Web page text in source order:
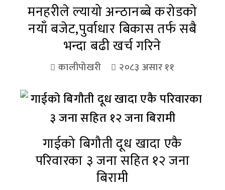
मनहरीले ल्यायो अन्ठानब्बे करोडको
नयाँ बजेट,पुर्वाधार बिकास तर्फ सबै
भन्दा बढी खर्च गरिने
कालीपोखरी २०८३ असार ११
गाईको बिगौती दूध खादा एकै
परिवारका ३ जना सहित १२ जना
बिरामी